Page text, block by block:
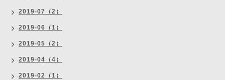
2019-07（2）
2019-06（1）
2019-05（2）
2019-04（4）
2019-02（1）